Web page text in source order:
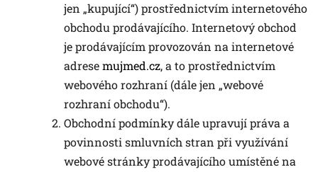
jen „kupující“) prostřednictvím internetového
obchodu prodávajícího. Internetový obchod
je prodávajícím provozován na internetové
adresemujmed.cz, a to prostřednictvím
webového rozhraní (dále jen „webové
rozhraní obchodu“).
Obchodní podmínky dále upravují práva a
povinnosti smluvních stran při využívání
webové stránky prodávajícího umístěné na